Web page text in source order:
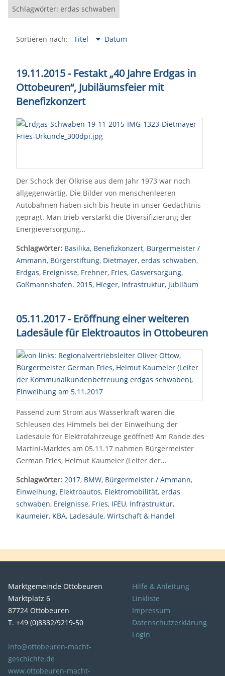
Schlagwörter: erdas schwaben
Sortieren nach: Titel Datum
19.11.2015 - Festakt „40 Jahre Erdgas in
Ottobeuren“, Jubiläumsfeier mit
Benefizkonzert
Der Schock der Ölkrise aus dem Jahr 1973 war noch
allgegenwärtig. Die Bilder von menschenleeren
Autobahnen haben sich bis heute in unser Gedächtnis
geprägt. Man trieb verstärkt die Diversifizierung der
Energieversorgung…
Schlagwörter: Basilika, Benefizkonzert, Bürgermeister /
Ammann, Bürgerstiftung, Dietmayer, erdas schwaben,
Erdgas, Ereignisse, Frehner, Fries, Gasversorgung,
Goßmannshofen. 2015, Hieger, Infrastruktur, Jubiläum
05.11.2017 - Eröffnung einer weiteren
Ladesäule für Elektroautos in Ottobeuren
Passend zum Strom aus Wasserkraft waren die
Schleusen des Himmels bei der Einweihung der
Ladesäule für Elektrofahrzeuge geöffnet! Am Rande des
Martini-Marktes am 05.11.17 nahmen Bürgermeister
German Fries, Helmut Kaumeier (Leiter der…
Schlagwörter: 2017, BMW, Bürgermeister / Ammann,
Einweihung, Elektroautos, Elektromobilität, erdas
schwaben, Ereignisse, Fries, IFEU, Infrastruktur,
Kaumeier, KBA, Ladesäule, Wirtschaft & Handel
Marktgemeinde Ottobeuren
Marktplatz 6
87724 Ottobeuren
T. +49 (0)8332/9219-50
info@ottobeuren-macht-
geschichte.de
www.ottobeuren-macht-
Hilfe & Anleitung
Linkliste
Impressum
Datenschutzerklärung
Login